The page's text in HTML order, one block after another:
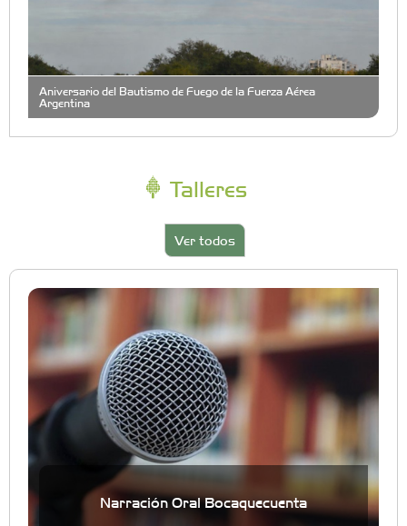
Aniversario del Bautismo de Fuego de la Fuerza Aérea
Argentina
Talleres
Ver todos
Narración Oral Bocaquecuenta